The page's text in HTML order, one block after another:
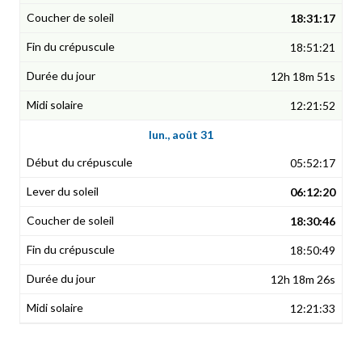
18:31:17
18:51:21
12h 18m 51s
12:21:52
lun., août 31
05:52:17
06:12:20
18:30:46
18:50:49
12h 18m 26s
12:21:33